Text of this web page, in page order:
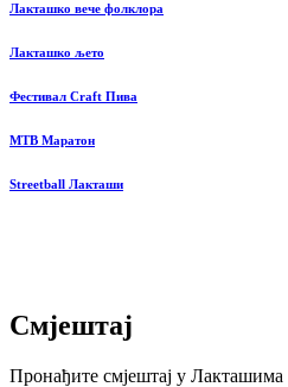
Лакташко вече фолклора
Лакташко љето
Фестивал Craft Пива
MTB Маратон
Streetball Лакташи
Смјештај
Пронађите смјештај у Лакташима